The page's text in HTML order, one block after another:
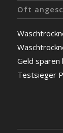
Oft
Geld sparen
Testsieger